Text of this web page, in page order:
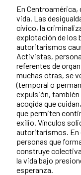
En Centroamérica,
vida. Las
cívico, la
explotación de los
autoritarismos
Activistas,
referentes de
muchas otras, se
(temporal o
expulsión,
acogida que
que permiten
exilio. Vínculos
autoritarismos. En
personas que
construye
la vida bajo
esperanza.